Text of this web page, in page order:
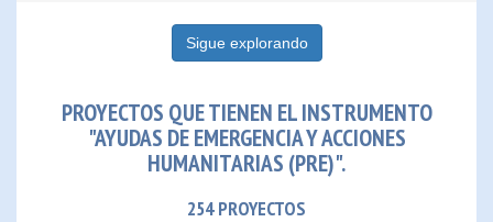
Sigue explorando
PROYECTOS QUE TIENEN EL INSTRUMENTO
"AYUDAS DE EMERGENCIA Y ACCIONES
HUMANITARIAS (PRE)".
254 PROYECTOS